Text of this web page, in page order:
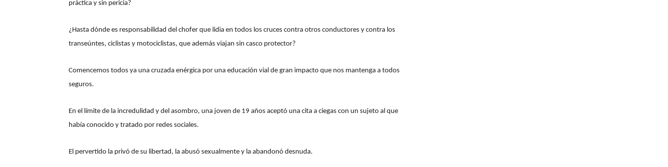
práctica y sin pericia?
¿Hasta dónde es responsabilidad del chofer que lidia en todos los cruces contra otros conductores y contra los
transeúntes, ciclistas y motociclistas, que además viajan sin casco protector?
Comencemos todos ya una cruzada enérgica por una educación vial de gran impacto que nos mantenga a todos
seguros.
En el límite de la incredulidad y del asombro, una joven de 19 años aceptó una cita a ciegas con un sujeto al que
había conocido y tratado por redes sociales.
El pervertido la privó de su libertad, la abusó sexualmente y la abandonó desnuda.